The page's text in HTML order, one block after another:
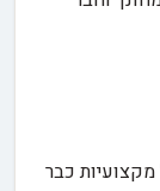
מקצועיות כבר